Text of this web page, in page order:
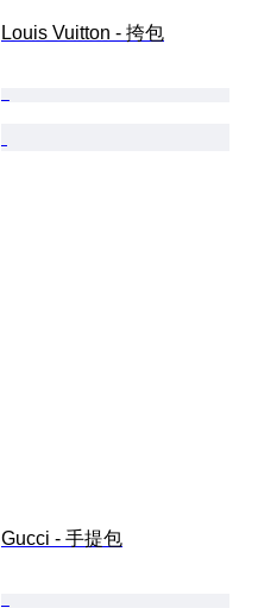
Louis Vuitton - 挎包
Gucci - 手提包